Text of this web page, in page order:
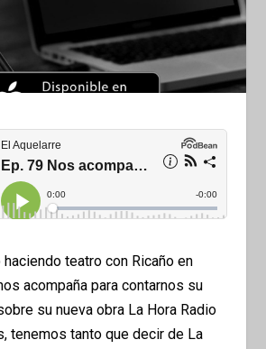
teatro con Ricaño en
acompaña para contarnos su
su nueva obra La Hora Radio
tenemos tanto que decir de La